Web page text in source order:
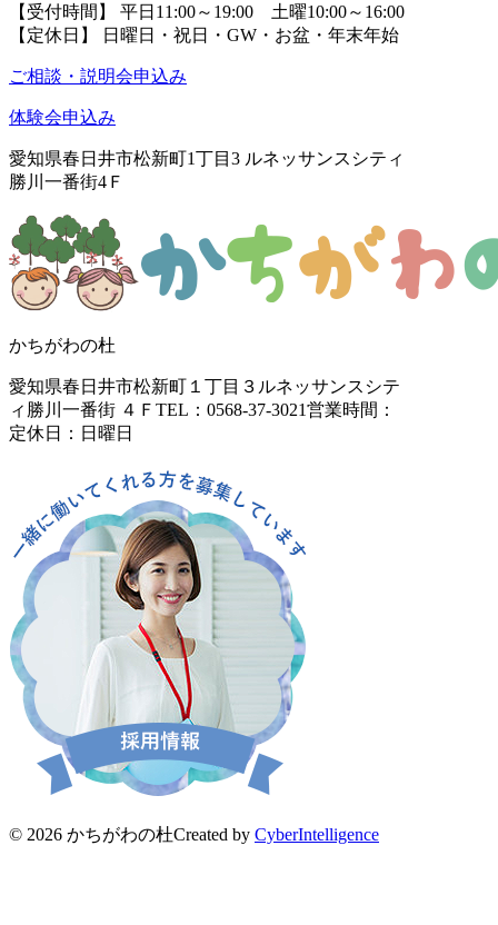
【受付時間】 平日11:00～19:00 土曜10:00～16:00
【定休日】 日曜日・祝日・GW・お盆・年末年始
ご相談・説明会申込み
体験会申込み
愛知県春日井市松新町1丁目3 ルネッサンスシティ
勝川一番街4Ｆ
かちがわの杜
愛知県春日井市松新町１丁目３ ルネッサンスシテ
ィ勝川一番街 ４Ｆ TEL：0568-37-3021営業時間：
定休日：日曜日
© 2026 かちがわの杜Created by CyberIntelligence